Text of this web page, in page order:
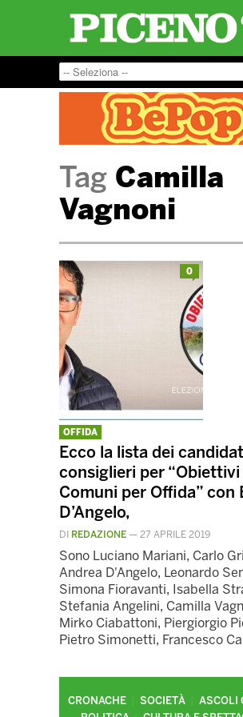
Tag Camilla
Vagnoni
0
OFFIDA
Ecco la lista dei
consiglieri per “Obiettivi
Comuni per Offida” con
D’Angelo,
DI REDAZIONE — 27 APRILE 2019
Sono Luciano Mariani, Carlo
Andrea D'Angelo, Leonardo
Simona Fioravanti, Isabella
Stefania Angelini, Camilla
Mirko Ciabattoni, Piergiorgio
Pietro Simonetti, Francesco
CRONACHE SOCIETÀ
ASCOLI